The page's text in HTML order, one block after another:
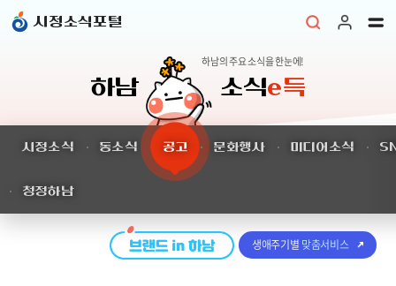
시정소식포털
하남 소식e득
하남의 주요 소식을 한눈에!
시정소식 동소식 공고 문화행사 미디어소식
청정하남
생애주기별 맞춤서비스